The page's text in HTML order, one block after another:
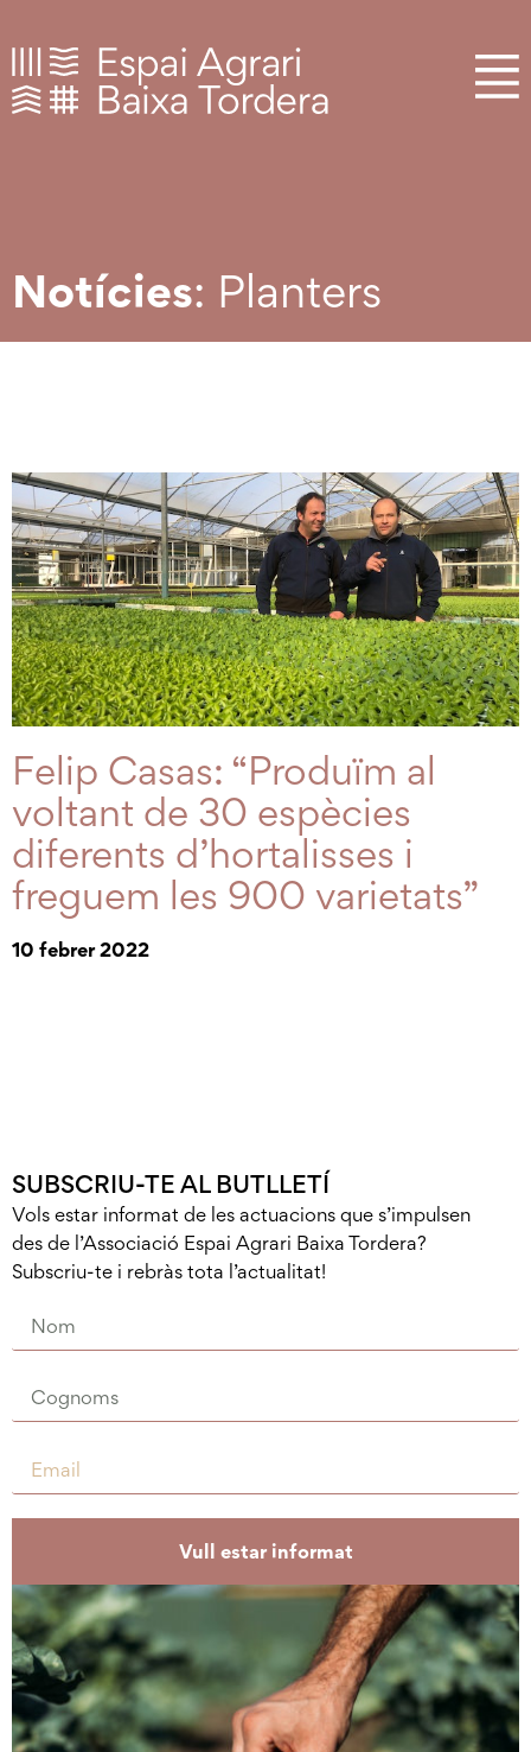
Notícies: Planters
Felip Casas: “Produïm al
voltant de 30 espècies
diferents d’hortalisses i
freguem les 900 varietats”
10 febrer 2022
SUBSCRIU-TE AL BUTLLETÍ
Vols estar informat de les actuacions que s’impulsen
des de l’Associació Espai Agrari Baixa Tordera?
Subscriu-te i rebràs tota l’actualitat!
Vull estar informat